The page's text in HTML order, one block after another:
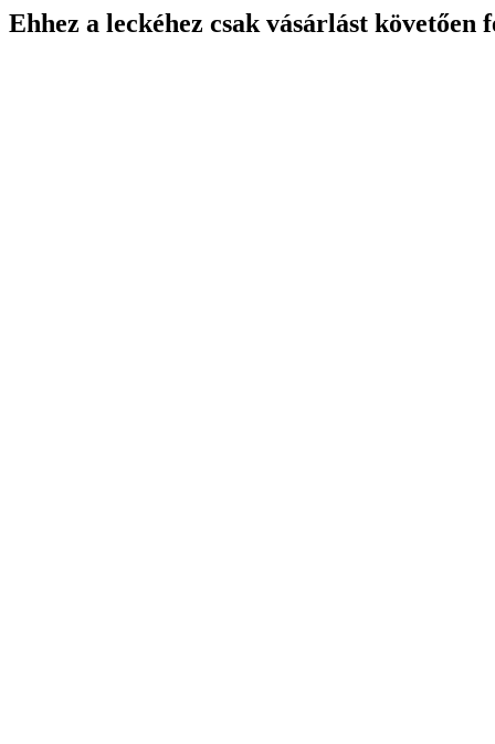
Ehhez a leckéhez csak vásárlást követően